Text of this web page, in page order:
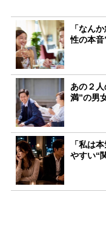
「なん
性の本音
あの２
満”の男
「私は
やすい“